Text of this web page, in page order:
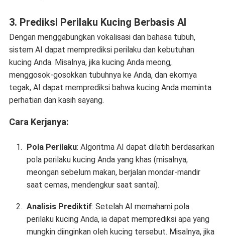
3. Prediksi Perilaku Kucing Berbasis AI
Dengan menggabungkan vokalisasi dan bahasa tubuh,
sistem AI dapat memprediksi perilaku dan kebutuhan
kucing Anda. Misalnya, jika kucing Anda meong,
menggosok-gosokkan tubuhnya ke Anda, dan ekornya
tegak, AI dapat memprediksi bahwa kucing Anda meminta
perhatian dan kasih sayang.
Cara Kerjanya:
Pola Perilaku: Algoritma AI dapat dilatih berdasarkan
pola perilaku kucing Anda yang khas (misalnya,
meongan sebelum makan, berjalan mondar-mandir
saat cemas, mendengkur saat santai).
Analisis Prediktif: Setelah AI memahami pola
perilaku kucing Anda, ia dapat memprediksi apa yang
mungkin diinginkan oleh kucing tersebut. Misalnya, jika